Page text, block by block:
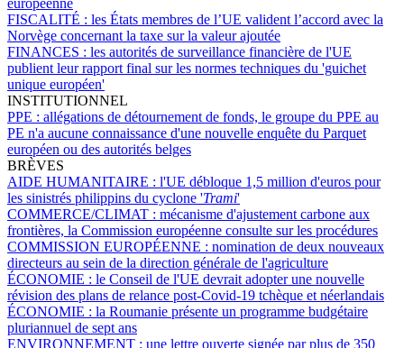
FISCALITÉ : les États membres de l’UE valident l’accord avec la
Norvège concernant la taxe sur la valeur ajoutée
FINANCES : les autorités de surveillance financière de l'UE
publient leur rapport final sur les normes techniques du 'guichet
unique européen'
INSTITUTIONNEL
PPE : allégations de détournement de fonds, le groupe du PPE au
PE n'a aucune connaissance d'une nouvelle enquête du Parquet
européen ou des autorités belges
BRÈVES
AIDE HUMANITAIRE : l'UE débloque 1,5 million d'euros pour
les sinistrés philippins du cyclone 'Trami'
COMMERCE/CLIMAT : mécanisme d'ajustement carbone aux
frontières, la Commission européenne consulte sur les procédures
COMMISSION EUROPÉENNE : nomination de deux nouveaux
directeurs au sein de la direction générale de l'agriculture
ÉCONOMIE : le Conseil de l'UE devrait adopter une nouvelle
révision des plans de relance post-Covid-19 tchèque et néerlandais
ÉCONOMIE : la Roumanie présente un programme budgétaire
pluriannuel de sept ans
ENVIRONNEMENT : une lettre ouverte signée par plus de 350